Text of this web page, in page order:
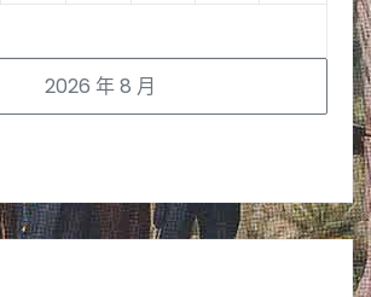
2026 年 8 月